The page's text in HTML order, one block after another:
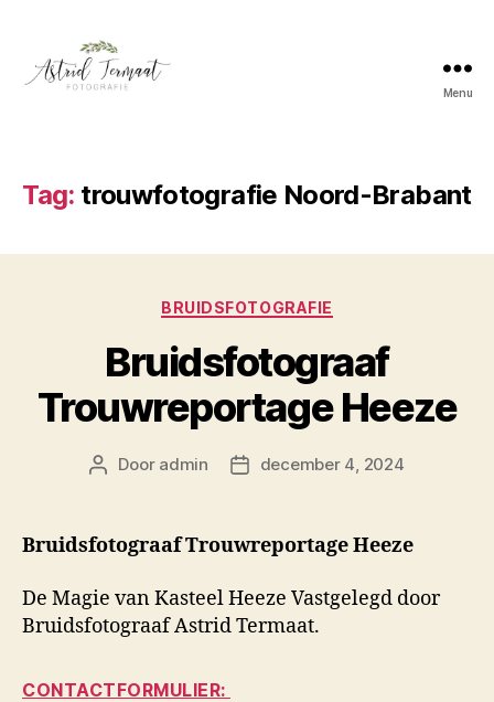
Menu
Tag: trouwfotografie Noord-Brabant
Categorieën
BRUIDSFOTOGRAFIE
Bruidsfotograaf
Trouwreportage Heeze
Berichtauteur
Door admin Berichtdatum
december 4, 2024
Bruidsfotograaf Trouwreportage Heeze
De Magie van Kasteel Heeze Vastgelegd door
Bruidsfotograaf Astrid Termaat.
CONTACTFORMULIER: